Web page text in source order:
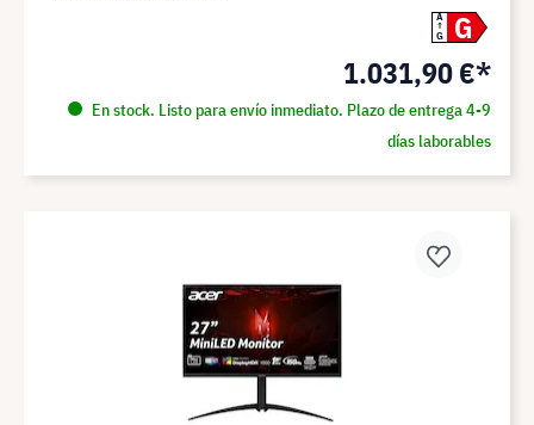
A
G
G
1.031,90 €*
En stock. Listo para envío inmediato. Plazo de entrega 4-9
días laborables